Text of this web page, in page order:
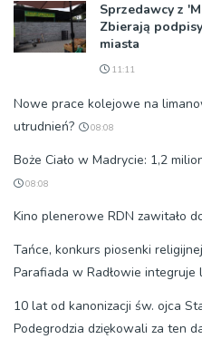
Sprzedawcy z
Zbierają
miasta
11:11
Nowe prace kolejowe na
utrudnień?
08:08
Boże Ciało w Madrycie: 1,2
08:08
Kino plenerowe RDN zawitało
Tańce, konkurs piosenki
Parafiada w Radłowie integruje
10 lat od kanonizacji św. ojca
Podegrodzia dziękowali za ten